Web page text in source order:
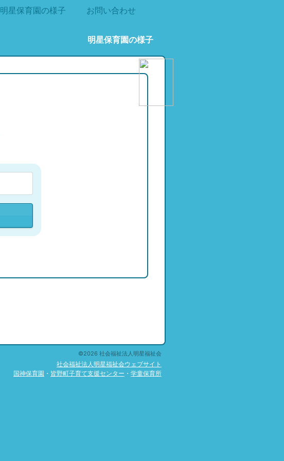
明星保育園の様子 お問い合わせ
明星保育園の様子
©2026 社会福祉法人明星福祉会
社会福祉法人明星福祉会ウェブサイト
国神保育園 ・ 皆野町子育て支援センター ・ 学童保育所